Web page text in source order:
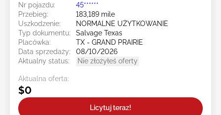
Nr pojazdu:
45******
Przebieg:
183,189 mile
Uszkodzenie:
NORMALNE UŻYTKOWANIE
Typ dokumentu:
Salvage Texas
Placówka:
TX - GRAND PRAIRIE
Data sprzedaży:
08/10/2026
Aktualny status:
Nie złożyłeś oferty
Aktualna oferta:
$0
Licytuj teraz!